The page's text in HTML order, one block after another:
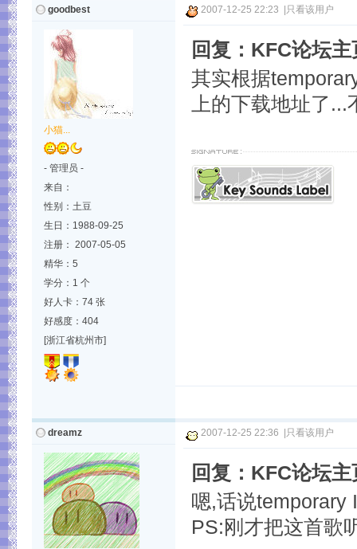
goodbest
小猫...
- 管理员 -
来自：
性别：土豆
生日：1988-09-25
注册： 2007-05-05
精华：5
学分：1 个
好人卡：74 张
好感度：404
[浙江省杭州市]
2007-12-25 22:23 只看该用户
回复：KFC论坛
其实根据
上的下载地址了
dreamz 2007-12-25 22:36 只看该用户
回复：KFC论坛
嗯,话说temporary
PS:刚才把这首歌